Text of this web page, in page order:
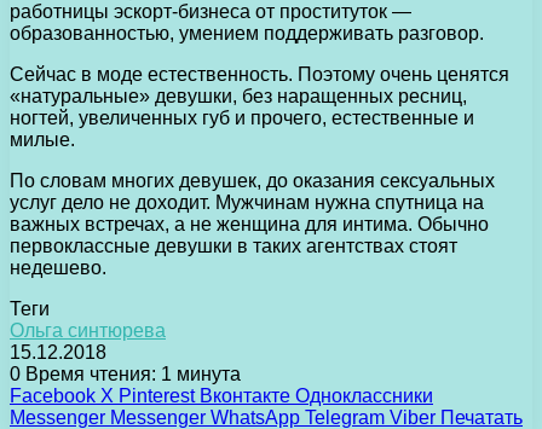
работницы эскорт-бизнеса от проституток —
образованностью, умением поддерживать разговор.
Сейчас в моде естественность. Поэтому очень ценятся
«натуральные» девушки, без наращенных ресниц,
ногтей, увеличенных губ и прочего, естественные и
милые.
По словам многих девушек, до оказания сексуальных
услуг дело не доходит. Мужчинам нужна спутница на
важных встречах, а не женщина для интима. Обычно
первоклассные девушки в таких агентствах стоят
недешево.
Теги
Ольга синтюрева
15.12.2018
0 Время чтения: 1 минута
Facebook X Pinterest Вконтакте Одноклассники
Messenger Messenger WhatsApp Telegram Viber Печатать